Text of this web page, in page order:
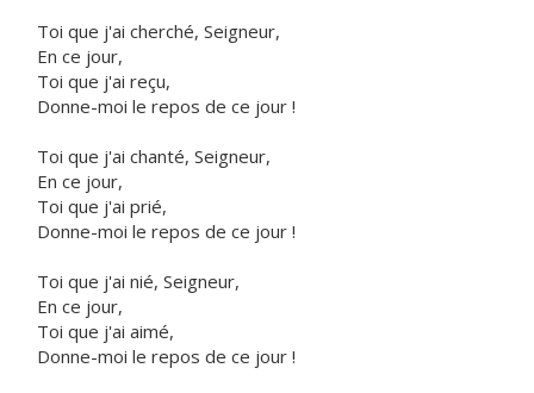
Toi que j'ai cherché, Seigneur,
En ce jour,
Toi que j'ai reçu,
Donne-moi le repos de ce jour !
Toi que j'ai chanté, Seigneur,
En ce jour,
Toi que j'ai prié,
Donne-moi le repos de ce jour !
Toi que j'ai nié, Seigneur,
En ce jour,
Toi que j'ai aimé,
Donne-moi le repos de ce jour !